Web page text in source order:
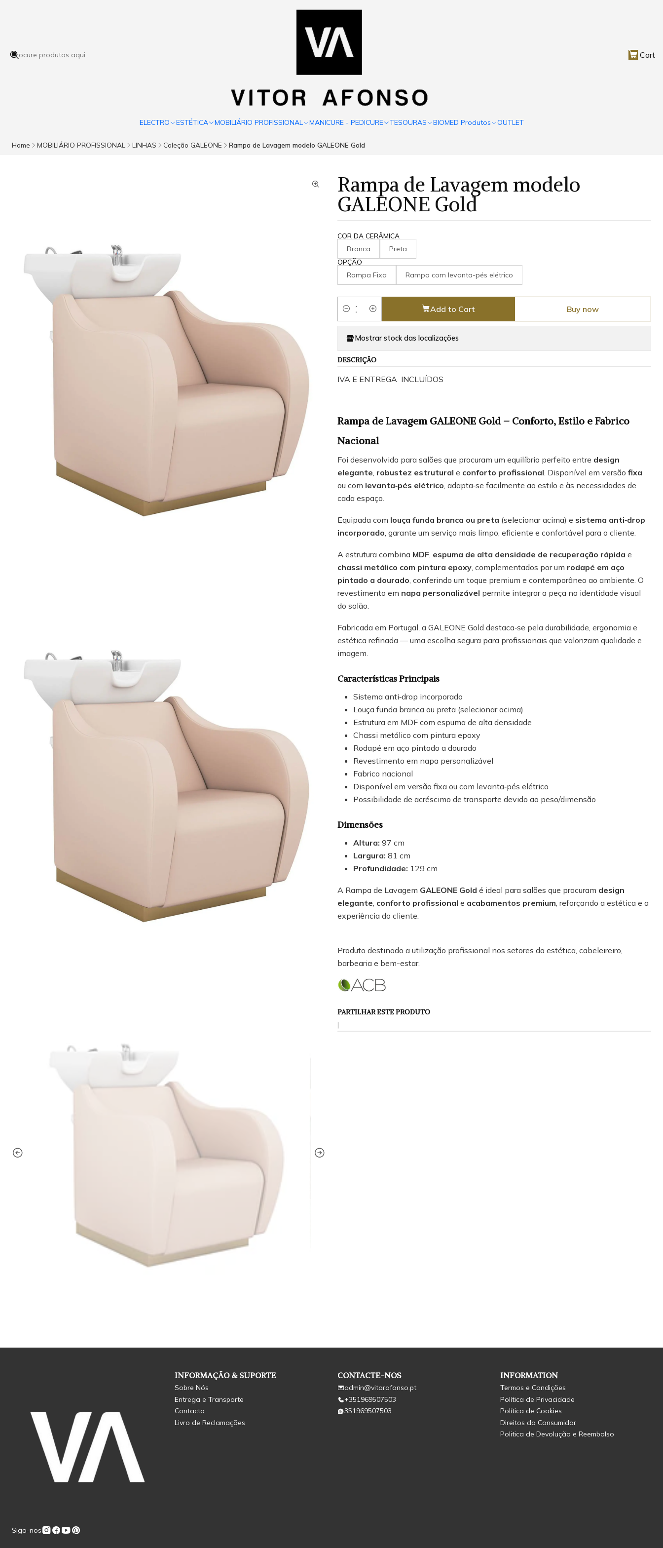
Cart
ELECTRO ESTÉTICA MOBILIÁRIO PROFISSIONAL MANICURE - PEDICURE TESOURAS BIOMED Produtos OUTLET
Home MOBILIÁRIO PROFISSIONAL LINHAS Coleção GALEONE Rampa de Lavagem modelo GALEONE Gold
Rampa de Lavagem modelo
GALEONE Gold
COR DA CERÂMICA
Branca Preta
OPÇÃO
Rampa Fixa Rampa com levanta-pés elétrico
Quantity
Add to Cart Buy now
Mostrar stock das localizações
DESCRIÇÃO
IVA E ENTREGA INCLUÍDOS
Rampa de Lavagem GALEONE Gold – Conforto, Estilo e Fabrico
Nacional
Foi desenvolvida para salões que procuram um equilíbrio perfeito entre design
elegante robustez estrutural e conforto profissional . Disponível em versão fixa
ou com levanta‑pés elétrico , adapta‑se facilmente ao estilo e às necessidades de
cada espaço.
Equipada com louça funda branca ou preta (selecionar acima) e sistema anti‑drop
incorporado , garante um serviço mais limpo, eficiente e confortável para o cliente.
A estrutura combina MDF espuma de alta densidade de recuperação rápida e
chassi metálico com pintura epoxy , complementados por um rodapé em aço
pintado a dourado , conferindo um toque premium e contemporâneo ao ambiente. O
revestimento em napa personalizável permite integrar a peça na identidade visual
do salão.
Fabricada em Portugal, a GALEONE Gold destaca‑se pela durabilidade, ergonomia e
estética refinada — uma escolha segura para profissionais que valorizam qualidade e
imagem.
Características Principais
Sistema anti‑drop incorporado
Louça funda branca ou preta (selecionar acima)
Estrutura em MDF com espuma de alta densidade
Chassi metálico com pintura epoxy
Rodapé em aço pintado a dourado
Revestimento em napa personalizável
Fabrico nacional
Disponível em versão fixa ou com levanta‑pés elétrico
Possibilidade de acréscimo de transporte devido ao peso/dimensão
Dimensões
Altura: 97 cm
Largura: 81 cm
Profundidade: 129 cm
A Rampa de Lavagem GALEONE Gold é ideal para salões que procuram design
elegante conforto profissional e acabamentos premium , reforçando a estética e a
experiência do cliente.
Produto destinado a utilização profissional nos setores da estética, cabeleireiro,
barbearia e bem-estar.
PARTILHAR ESTE PRODUTO
|
Siga-nos
INFORMAÇÃO & SUPORTE
Sobre Nós
Entrega e Transporte
Contacto
Livro de Reclamações
CONTACTE-NOS
admin@vitorafonso.pt
+351969507503
351969507503
INFORMATION
Termos e Condições
Política de Privacidade
Política de Cookies
Direitos do Consumidor
Politica de Devolução e Reembolso